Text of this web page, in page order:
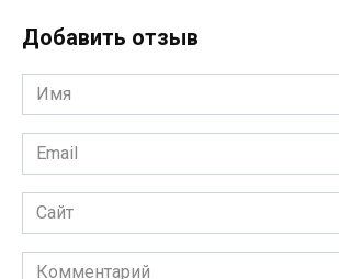
Добавить отзыв
Имя
*
Email
*
Сайт
Комментарий